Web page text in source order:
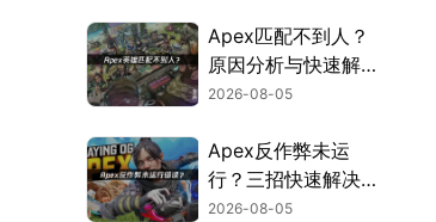
Apex匹配不到人？
原因分析与快速解决
方案！
2026-08-05
Apex反作弊未运
行？三招快速解决方
案！
2026-08-05